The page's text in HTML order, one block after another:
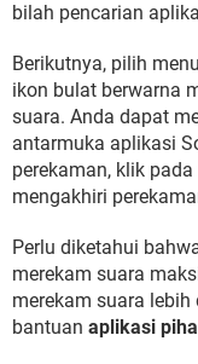
bilah pencarian
Berikutnya, pilih menu
ikon bulat berwarna
suara. Anda dapat
antarmuka aplikasi
perekaman, klik
mengakhiri
Perlu diketahui
merekam suara
merekam suara
bantuan aplikasi